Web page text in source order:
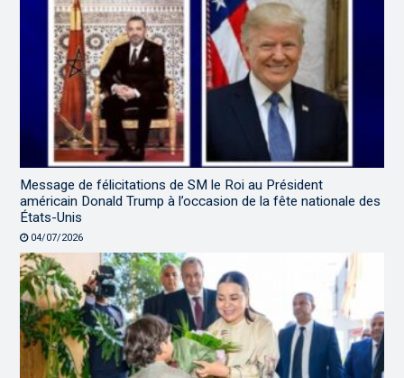
Message de félicitations de SM le Roi au Président
américain Donald Trump à l’occasion de la fête nationale des
États-Unis
04/07/2026